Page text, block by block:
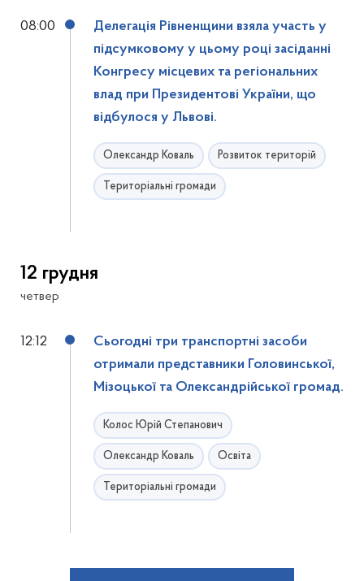
08:00
Делегація Рівненщини взяла участь у
підсумковому у цьому році засіданні
Конгресу місцевих та регіональних
влад при Президентові України, що
відбулося у Львові.
Олександр Коваль Розвиток територій
Територіальні громади
12 грудня
четвер
12:12
Сьогодні три транспортні засоби
отримали представники Головинської,
Мізоцької та Олександрійської громад.
Колос Юрій Степанович
Олександр Коваль Освіта
Територіальні громади